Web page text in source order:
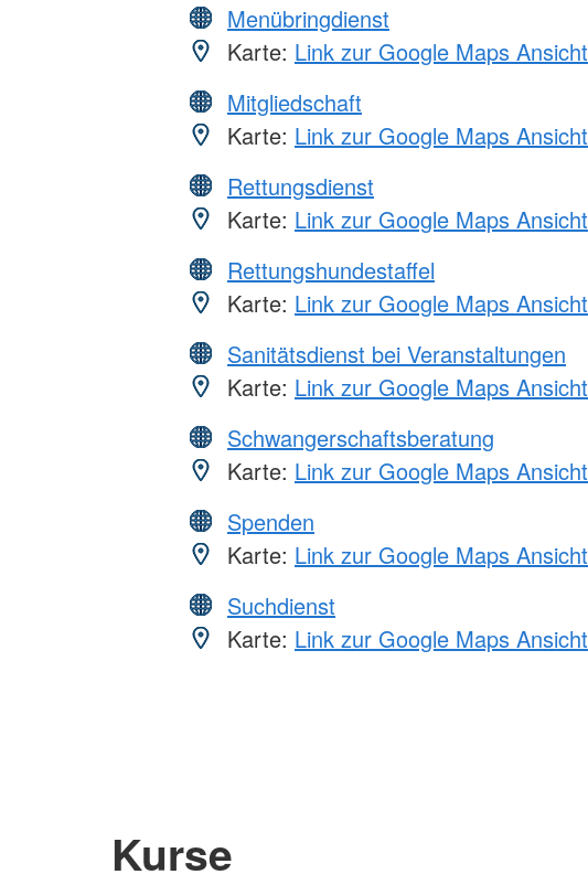
Menübringdienst
Karte: Link zur Google Maps Ansicht
Mitgliedschaft
Karte: Link zur Google Maps Ansicht
Rettungsdienst
Karte: Link zur Google Maps Ansicht
Rettungshundestaffel
Karte: Link zur Google Maps Ansicht
Sanitätsdienst bei Veranstaltungen
Karte: Link zur Google Maps Ansicht
Schwangerschaftsberatung
Karte: Link zur Google Maps Ansicht
Spenden
Karte: Link zur Google Maps Ansicht
Suchdienst
Karte: Link zur Google Maps Ansicht
Kurse